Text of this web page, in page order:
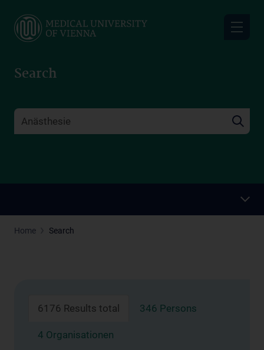
main
Search
Home Search
6176 Results total 346 Persons
4 Organisationen